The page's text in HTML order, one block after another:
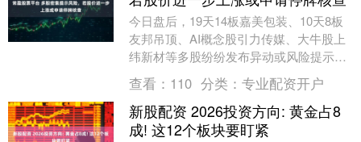
今日盘后，19天14板嘉美包装、10天8板
友邦吊顶、AI概念股引力传媒、大牛股上
纬新材等多股纷纷发布异动或风险提示公
告，称公司股价已严重脱离基本面，并提
醒投资者....
查看： 110 分类： 专业配资开户
新股配资 2026投资方向: 黄金占8
成! 这12个板块要盯紧